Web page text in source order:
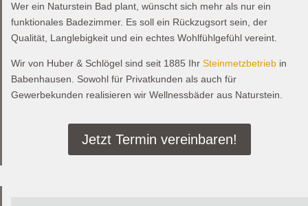
Wer ein Naturstein Bad plant, wünscht sich mehr als nur ein
funktionales Badezimmer. Es soll ein Rückzugsort sein, der
Qualität, Langlebigkeit und ein echtes Wohlfühlgefühl vereint.
Wir von Huber & Schlögel sind seit 1885 IhrSteinmetzbetrieb in
Babenhausen. Sowohl für Privatkunden als auch für
Gewerbekunden realisieren wir Wellnessbäder aus Naturstein.
Jetzt Termin vereinbaren!